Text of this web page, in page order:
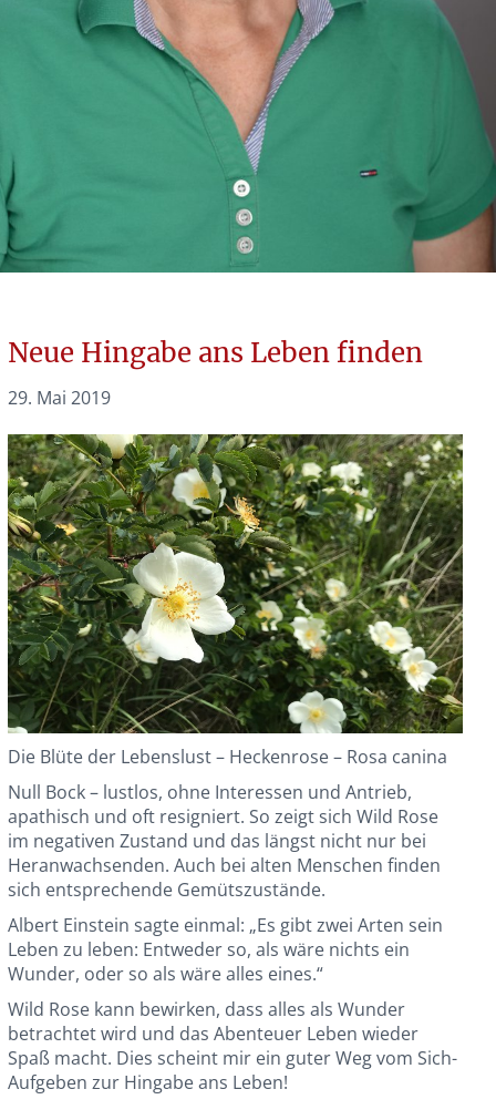
Neue Hingabe ans Leben finden
29. Mai 2019
Die Blüte der Lebenslust – Heckenrose – Rosa canina
Null Bock – lustlos, ohne Interessen und Antrieb,
apathisch und oft resigniert. So zeigt sich Wild Rose
im negativen Zustand und das längst nicht nur bei
Heranwachsenden. Auch bei alten Menschen finden
sich entsprechende Gemütszustände.
Albert Einstein sagte einmal: „Es gibt zwei Arten sein
Leben zu leben: Entweder so, als wäre nichts ein
Wunder, oder so als wäre alles eines.“
Wild Rose kann bewirken, dass alles als Wunder
betrachtet wird und das Abenteuer Leben wieder
Spaß macht. Dies scheint mir ein guter Weg vom Sich-
Aufgeben zur Hingabe ans Leben!